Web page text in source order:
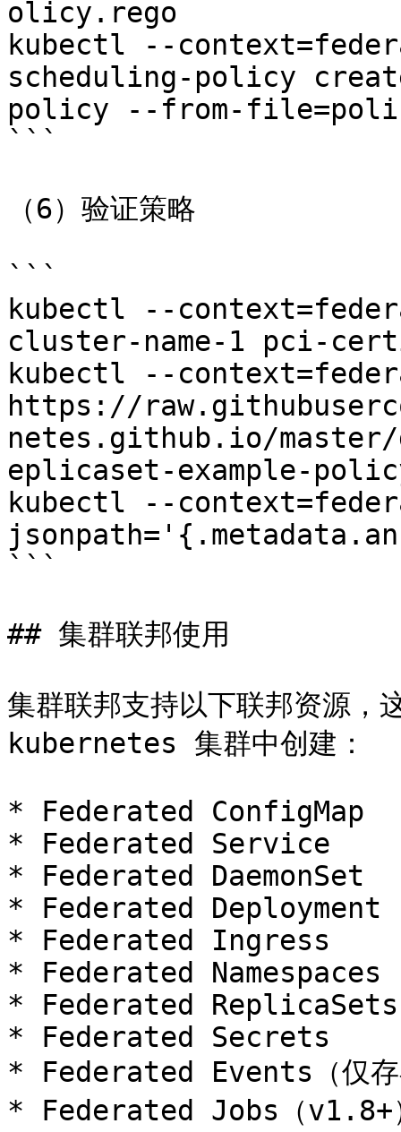
olicy.rego
kubectl --
scheduling-policy
policy --from-
```
（6）验证策略
```
kubectl --
cluster-name-1 pci-
kubectl --
https://
netes.github.io/
eplicaset-example-
kubectl --
```
## 集群联邦使用
集群联邦支持以下联邦资源，
kubernetes 集群中创建：
* Federated ConfigMap
* Federated Service
* Federated DaemonSet
* Federated Deployment
* Federated Ingress
* Federated Namespaces
* Federated ReplicaSets
* Federated Secrets
* Federated Events（仅
* Federated Jobs（v1.8+